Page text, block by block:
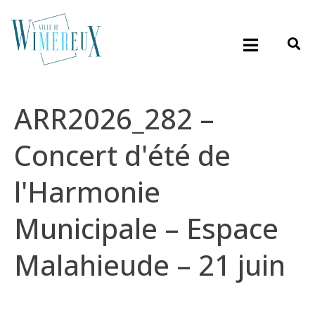
ARR2026_282 –
Concert d'été de
l'Harmonie
Municipale – Espace
Malahieude – 21 juin